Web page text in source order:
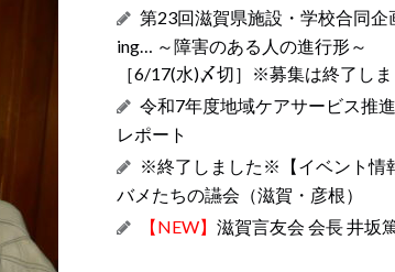
第23回滋賀県施設・学校合同企
ing… ～障害のある人の進行形～
［6/17(水)〆切］※募集は終了し
令和7年度地域ケアサービス推
レポート
※終了しました※【イベント情
バメたちの讌会（滋賀・彦根）
【NEW】 滋賀言友会 会長 井坂